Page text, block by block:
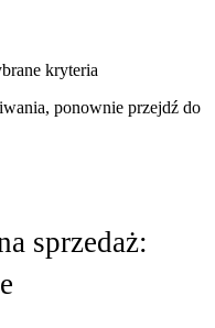
kryteria
ponownie przejdź do
sprzedaż: